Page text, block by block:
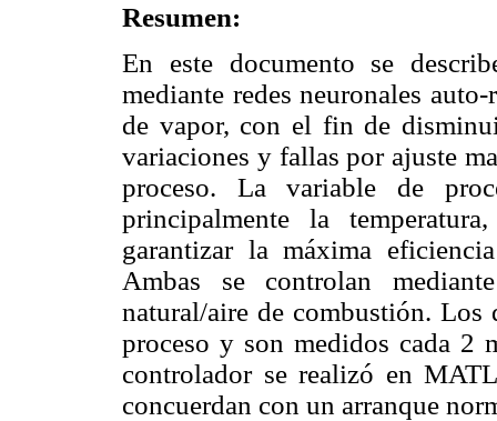
Resumen:
En este documento se
mediante redes neuronales
de vapor, con el fin de
variaciones y fallas por ajuste
proceso. La variable de
principalmente la
garantizar la máxima
Ambas se controlan
natural/aire de combustión. Los
proceso y son medidos cada 2
controlador se realizó en
concuerdan con un arranque